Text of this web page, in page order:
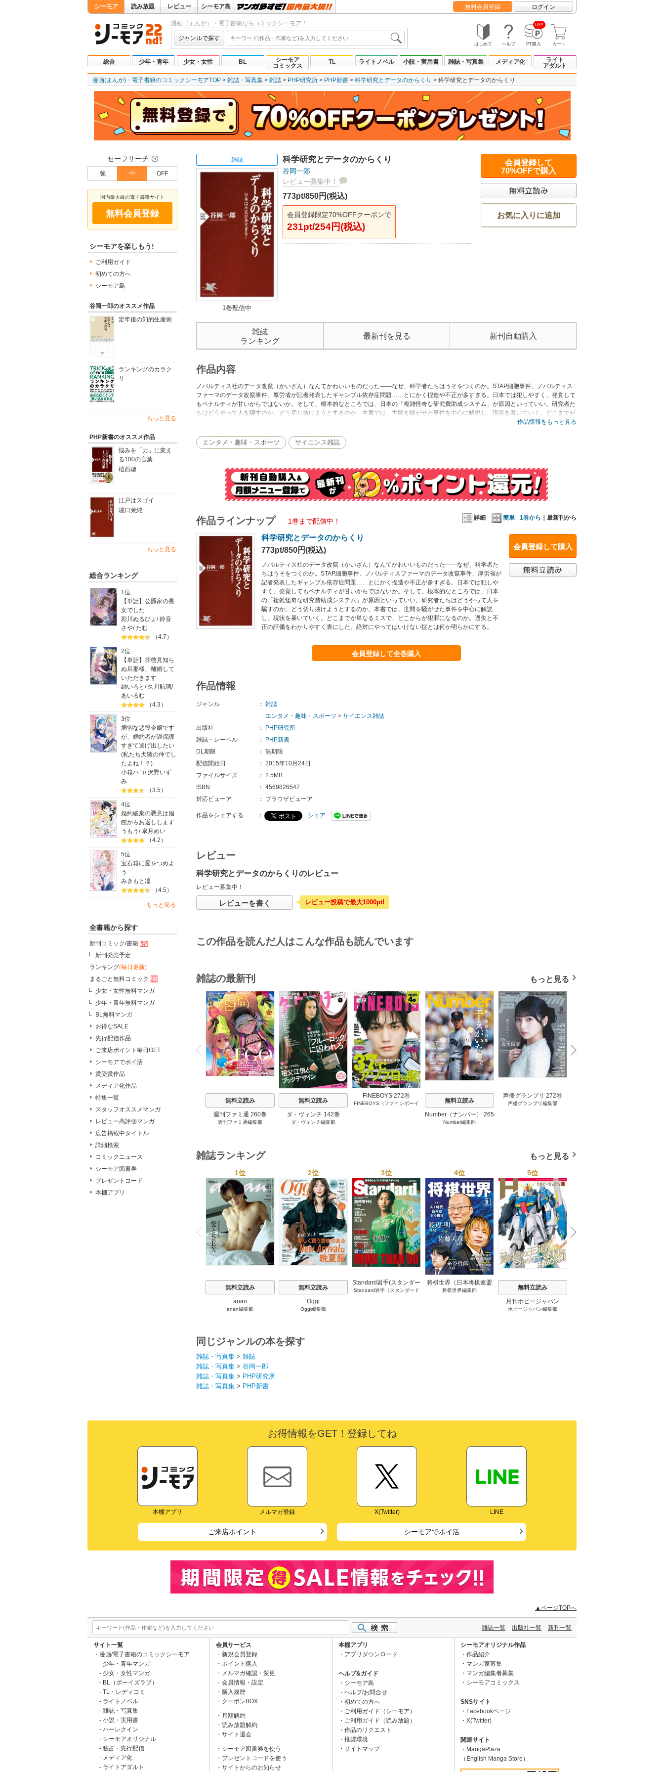
シーモア 読み放題 レビュー シーモア島 無料会員登録 ログイン
漫画（まんが）・電子書籍ならコミックシーモア！
ジャンルで探す
はじめて ヘルプ
UP!
PT購入 カート
総合 少年・青年 少女・女性 BL
シーモア
コミックス
TL ライトノベル 小説・実用書 雑誌・写真集 メディア化
ライト
アダルト
漫画(まんが)・電子書籍のコミックシーモアTOP 雑誌・写真集 雑誌 PHP研究所 PHP新書 科学研究とデータのからくり 科学研究とデータのからくり
セーフサーチ ？
強 中 OFF
国内最大級の電子書籍サイト
無料会員登録
シーモアを楽しもう!
ご利用ガイド
初めての方へ
シーモア島
谷岡一郎のオススメ作品
定年後の知的生産術
ランキングのカラク
リ
もっと見る
PHP新書のオススメ作品
悩みを「力」に変え
る100の言葉
植西聰
江戸はスゴイ
堀口茉純
もっと見る
総合ランキング
1位
【単話】公爵家の長
女でした
彩川ぬるぴょ /鈴音
さや/たむ
（4.7）
2位
【単話】拝啓見知ら
ぬ旦那様、離婚して
いただきます
紬いろと / 久川航璃/
あいるむ
（4.3）
3位
病弱な悪役令嬢です
が、婚約者が過保護
すぎて逃げ出したい
(私たち犬猿の仲でし
たよね！？)
小箱ハコ/沢野いず
み
（3.5）
4位
婚約破棄の悪意は娼
館からお返しします
うもう /皐月めい
（4.2）
5位
宝石箱に愛をつめよ
う
みきもと凜
（4.5）
もっと見る
全書籍から探す
新刊コミック/書籍
新刊発売予定
ランキング(毎日更新)
まるごと無料コミック
少女・女性無料マンガ
少年・青年無料マンガ
BL無料マンガ
お得なSALE
先行配信作品
ご来店ポイント毎日GET
シーモアでポイ活
賞受賞作品
メディア化作品
特集一覧
スタッフオススメマンガ
レビュー高評価マンガ
広告掲載中タイトル
詳細検索
コミックニュース
シーモア図書券
プレゼントコード
本棚アプリ
雑誌
1巻配信中
科学研究とデータのからくり
谷岡一郎
レビュー募集中！
773pt/850円(税込)
会員登録限定70%OFFクーポンで
231pt/254円(税込)
会員登録して
70%OFFで購入
お気に入りに追加
雑誌
ランキング
最新刊を見る 新刊自動購入
作品内容
ノバルティス社のデータ改竄（かいざん）なんてかわいいものだった――なぜ、科学者たちはうそをつくのか。STAP細胞事件、ノバルティス
ファーマのデータ改竄事件、厚労省が記者発表したギャンブル依存症問題……とにかく捏造や不正が多すぎる。日本では犯しやすく、発覚して
もペナルティが甘いからではないか。そして、根本的なところでは、日本の「複雑怪奇な研究費助成システム」が原因といっていい。研究者た
ちはどうやって人を騙すのか。どう切り抜けようとするのか。本書では、世間を騒がせた事件を中心に解説し、現状を暴いていく。どこまでが
単なるミスで、どこからが犯罪になるのか。過失と不正の評価をわかりやすく表にした。絶対にやってはいけない掟とは何か明らかにする。
作品情報をもっと見る
エンタメ・趣味・スポーツ サイエンス雑誌
詳細 簡単 1巻から ｜最新刊から
作品ラインナップ 1巻まで配信中！
会員登録して購入
科学研究とデータのからくり
773pt/850円(税込)
ノバルティス社のデータ改竄（かいざん）なんてかわいいものだった――なぜ、科学者た
ちはうそをつくのか。STAP細胞事件、ノバルティスファーマのデータ改竄事件、厚労省が
記者発表したギャンブル依存症問題……とにかく捏造や不正が多すぎる。日本では犯しや
すく、発覚してもペナルティが甘いからではないか。そして、根本的なところでは、日本
の「複雑怪奇な研究費助成システム」が原因といっていい。研究者たちはどうやって人を
騙すのか。どう切り抜けようとするのか。本書では、世間を騒がせた事件を中心に解説
し、現状を暴いていく。どこまでが単なるミスで、どこからが犯罪になるのか。過失と不
正の評価をわかりやすく表にした。絶対にやってはいけない掟とは何か明らかにする。
会員登録して全巻購入
作品情報
ジャンル ： 雑誌
エンタメ・趣味・スポーツ > サイエンス雑誌
出版社
：
PHP研究所
雑誌・レーベル
：
PHP新書
DL期限
： 無期限
配信開始日
： 2015年10月24日
ファイルサイズ
： 2.5MB
ISBN
： 4569826547
対応ビューア
： ブラウザビューア
作品をシェアする ： シェア
レビュー
科学研究とデータのからくりのレビュー
レビュー募集中！
レビューを書く レビュー投稿で最大1000pt!
この作品を読んだ人はこんな作品も読んでいます
雑誌の最新刊 もっと見る
P
r
e
v
i
o
u
s
無料立読み
週刊ファミ通 260巻
週刊ファミ通編集部
無料立読み
ダ・ヴィンチ 142巻
ダ・ヴィンチ編集部
FINEBOYS 272巻
FINEBOYS（ファインボーイ
無料立読み
Number（ナンバー） 265
巻
Number編集部
声優グランプリ 272巻
声優グランプリ編集部
N
e
x
t
雑誌ランキング もっと見る
P
r
e
v
i
o
u
s
1位
無料立読み
anan
anan編集部
2位
無料立読み
Oggi
Oggi編集部
3位
Standard岩手(スタンダー
ド岩手)
Standard岩手（スタンダード
4位
将棋世界（日本将棋連盟
発行）
将棋世界編集部
5位
無料立読み
月刊ホビージャパン
ホビージャパン編集部
N
e
x
t
同じジャンルの本を探す
雑誌・写真集 > 雑誌
雑誌・写真集 > 谷岡一郎
雑誌・写真集 > PHP研究所
雑誌・写真集 > PHP新書
お得情報をGET！登録してね
本棚アプリ メルマガ登録 X(Twitter) LINE
ご来店ポイント シーモアでポイ活
▲ページTOPへ
雑誌一覧 出版社一覧 新刊一覧
サイト一覧
漫画/電子書籍のコミックシーモア
少年・青年マンガ
少女・女性マンガ
BL（ボーイズラブ）
TL・レディコミ
ライトノベル
雑誌・写真集
小説・実用書
ハーレクイン
シーモアオリジナル
独占・先行配信
メディア化
ライトアダルト
会員サービス
新規会員登録
ポイント購入
メルマガ確認・変更
会員情報・設定
購入履歴
クーポンBOX
月額解約
読み放題解約
サイト退会
シーモア図書券を使う
プレゼントコードを使う
サイトからのお知らせ
本棚アプリ
アプリダウンロード
ヘルプ&ガイド
シーモア島
ヘルプ/お問合せ
初めての方へ
ご利用ガイド（シーモア）
ご利用ガイド（読み放題）
作品のリクエスト
推奨環境
サイトマップ
シーモアオリジナル作品
作品紹介
マンガ家募集
マンガ編集者募集
シーモアコミックス
SNSサイト
Facebookページ
X(Twitter)
関連サイト
MangaPlaza
（English Manga Store）